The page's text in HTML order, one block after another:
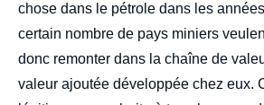
chose dans le pétrole dans les
certain nombre de pays miniers
donc remonter dans la chaîne de
valeur ajoutée développée chez eux.